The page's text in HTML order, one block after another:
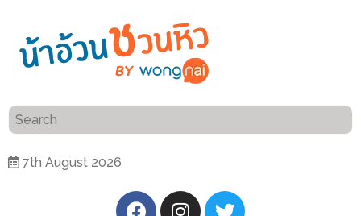
7th August 2026
แนะนำ